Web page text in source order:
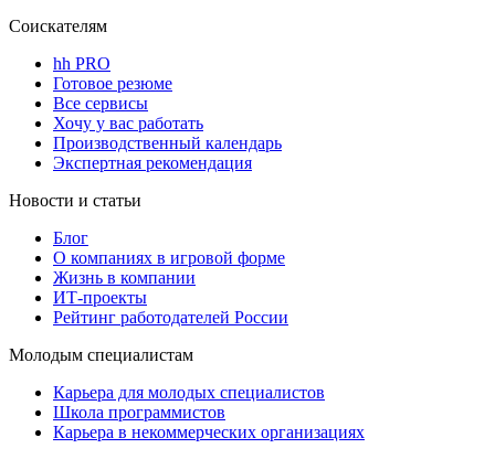
Соискателям
hh PRO
Готовое резюме
Все сервисы
Хочу у вас работать
Производственный календарь
Экспертная рекомендация
Новости и статьи
Блог
О компаниях в игровой форме
Жизнь в компании
ИТ-проекты
Рейтинг работодателей России
Молодым специалистам
Карьера для молодых специалистов
Школа программистов
Карьера в некоммерческих организациях